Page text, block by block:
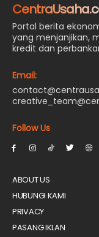
Portal berita
yang menjanjikan,
kredit dan
Email:
Follow Us
ABOUT US
HUBUNGI KAMI
PRIVACY
PASANG IKLAN